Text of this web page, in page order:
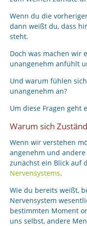
Wenn du die
dann weißt du, dass
steht.
Doch was machen wir
unangenehm anfühlt
Und warum fühlen
unangenehm an?
Um diese Fragen geht
Warum sich
Wenn wir verstehen
angenehm und
zunächst ein Blick auf
Nervensystems.
Wie du bereits weißt,
Nervensystem
bestimmten Moment
uns selbst, andere